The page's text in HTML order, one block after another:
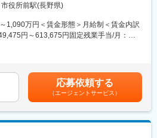
ニアを目指せる環境◎
開発予算を組んでおり、あなたのご希望
参画いただくことも可能です。そのため
て柔軟にチャレンジできる社風◎
自治体の研究開発案件に積極的に参画を
。そのためエンジニアの「やりたい」や
」・「挑戦」したいというご希望ある方
析～システムテスト（テスト項目作成、
・横浜支社の案件を自社内へ持ち帰り開
駐中心ではなく、チームで設計ノウハウ
役所前駅(長野県)
1,090万円＜賃金形態＞月給制＜賃金内訳
円～613,675円固定残業手当/月：
ル、経験等を考慮した上で決定します。■
2回※2025年度賞与実績5.8ヵ月分※月額基本
までも目安の金額であり、選考を通じて
す。月給(月額)は固定手当を含めた表記で
応募依頼する
（エージェントサービス）